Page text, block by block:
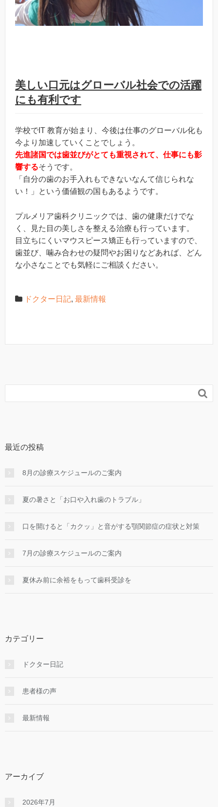
美しい口元はグローバル社会での活躍
にも有利です
学校でIT 教育が始まり、今後は仕事のグローバル化も
今より加速していくことでしょう。
先進諸国では歯並びがとても重視されて、仕事にも影
響するそうです。
「自分の歯のお手入れもできないなんて信じられな
い！」という価値観の国もあるようです。
プルメリア歯科クリニックでは、歯の健康だけでな
く、見た目の美しさを整える治療も行っています。
目立ちにくいマウスピース矯正も行っていますので、
歯並び、噛み合わせの疑問やお困りなどあれば、どん
な小さなことでも気軽にご相談ください。
ドクター日記, 最新情報

最近の投稿
8月の診療スケジュールのご案内
夏の暑さと「お口や入れ歯のトラブル」
口を開けると「カクッ」と音がする顎関節症の症状と対策
7月の診療スケジュールのご案内
夏休み前に余裕をもって歯科受診を
カテゴリー
ドクター日記
患者様の声
最新情報
アーカイブ
2026年7月